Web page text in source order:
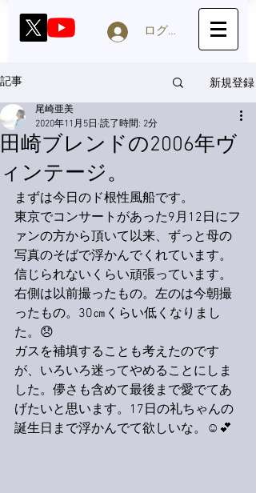
ログイン
記事 新規登録
田崎ブレンドの2006年ヴ
ィンテージ。
尾崎亜美
2020年11月5日 読了時間: 2分
まずは今日のド根性風船です。
東京でコンサートがあった9月12日にフ
ァンの方から頂いて以来、ずっと母の
写真のそばで浮かんでくれています。
信じられないくらい頑張っています。
右側は以前撮ったもの。左のは今朝撮
ったもの。30㎝くらい低くなりまし
た。😞
ガスを補填することも考えたのです
が、いろいろ迷ってやめることにしま
した。儚さも含めて最後まで愛でてあ
げたいと思います。17日の礼ちゃんの
誕生日まで浮かんでて欲しいな。☺️💕